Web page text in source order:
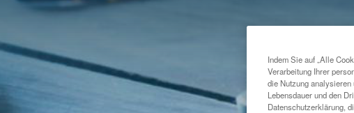
Indem Sie auf „Alle
Verarbeitung Ihrer
die Nutzung analysieren
Lebensdauer und den
Datenschutzerklärung,